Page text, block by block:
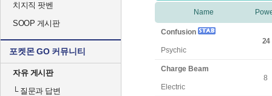
치지직 팟벤
SOOP 게시판
포켓몬 GO 커뮤니티
자유 게시판
└질문과 답변
Name
Confusion
Psychic
24
Charge Beam
Electric
8